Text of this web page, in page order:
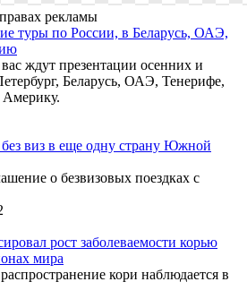
рекламы
туры по России, в Беларусь, ОАЭ,
ждут презентации осенних и
Беларусь, ОАЭ, Тенерифе,
без виз в еще одну страну Южной
о безвизовых поездках с
рост заболеваемости корью
мира
кори наблюдается в